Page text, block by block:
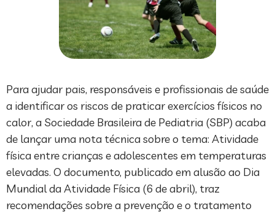
Para ajudar pais, responsáveis e profissionais de saúde
a identificar os riscos de praticar exercícios físicos no
calor, a Sociedade Brasileira de Pediatria (SBP) acaba
de lançar uma nota técnica sobre o tema: Atividade
física entre crianças e adolescentes em temperaturas
elevadas. O documento, publicado em alusão ao Dia
Mundial da Atividade Física (6 de abril), traz
recomendações sobre a prevenção e o tratamento